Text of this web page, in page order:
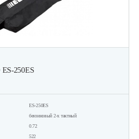
250ES
ES-250ES
бензиновый 2-х тактный
0.72
522